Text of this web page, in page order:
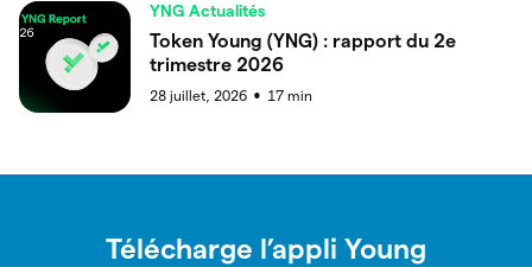
YNG Actualités
Token Young (YNG) : rapport du 2e
trimestre 2026
28 juillet, 2026 ● 17 min
Télécharge l’appli Young